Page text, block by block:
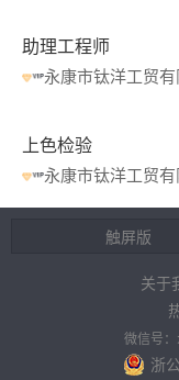
助理工程师
永康市钛洋工贸有限
上色检验
永康市钛洋工贸有限
触屏版
关于
微信号
浙